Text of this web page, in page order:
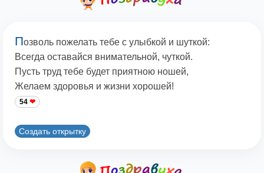
Позволь пожелать тебе с улыбкой и шуткой:
Всегда оставайся внимательной, чуткой.
Пусть труд тебе будет приятною ношей,
Желаем здоровья и жизни хорошей!
54
Создать открытку